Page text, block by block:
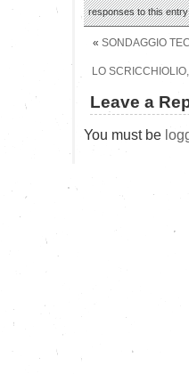
responses to this
« SONDAGGIO
LO
Leave a
You must be